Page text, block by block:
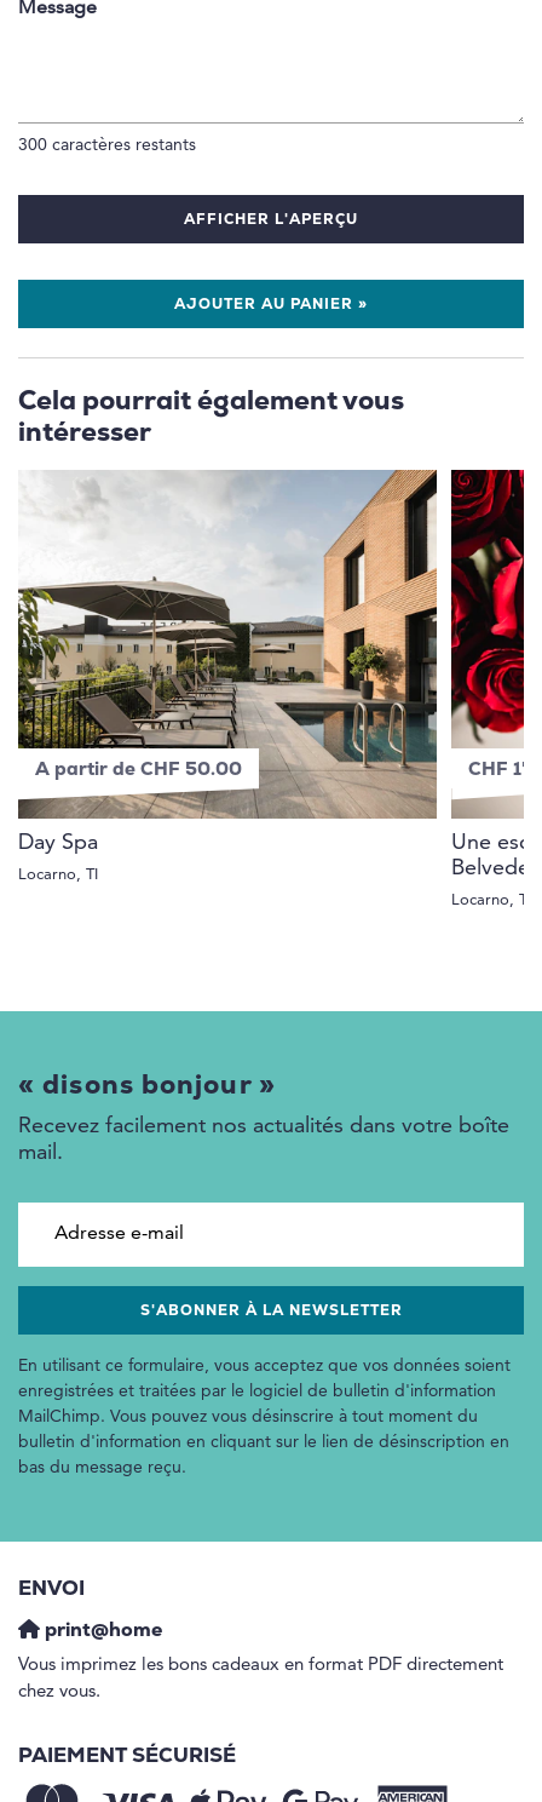
Message
300 caractères restants
AFFICHER L'APERÇU
AJOUTER AU PANIER »
Cela pourrait également vous
intéresser
A partir de CHF 50.00
Day Spa
Locarno, TI
CHF
Une
Locarno, TI
« disons bonjour »
Recevez facilement nos actualités dans votre boîte
mail.
En utilisant ce formulaire, vous acceptez que vos données soient
enregistrées et traitées par le logiciel de bulletin d'information
MailChimp. Vous pouvez vous désinscrire à tout moment du
bulletin d'information en cliquant sur le lien de désinscription en
bas du message reçu.
ENVOI
print@home
Vous imprimez les bons cadeaux en format PDF directement
chez vous.
PAIEMENT SÉCURISÉ